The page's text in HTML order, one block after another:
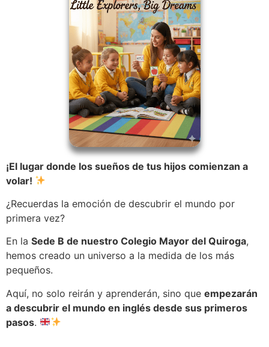
¡El lugar donde los sueños de tus hijos comienzan a
volar!
¿Recuerdas la emoción de descubrir el mundo por
primera vez?
En la Sede B de nuestro Colegio Mayor del Quiroga,
hemos creado un universo a la medida de los más
pequeños.
Aquí, no solo reirán y aprenderán, sino que empezarán
a descubrir el mundo en inglés desde sus primeros
pasos.